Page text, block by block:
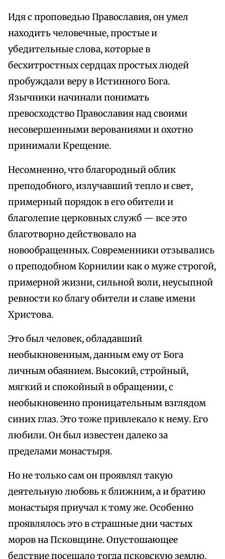
Идя с проповедью Православия, он умел
находить человечные, простые и
убедительные слова, которые в
бесхитростных сердцах простых людей
пробуждали веру в Истинного Бога.
Язычники начинали понимать
превосходство Православия над своими
несовершенными верованиями и охотно
принимали Крещение.
Несомненно, что благородный облик
преподобного, излучавший тепло и свет,
примерный порядок в его обители и
благолепие церковных служб — все это
благотворно действовало на
новообращенных. Современники отзывались
о преподобном Корнилии как о муже строгой,
примерной жизни, сильной воли, неусыпной
ревности ко благу обители и славе имени
Христова.
Это был человек, обладавший
необыкновенным, данным ему от Бога
личным обаянием. Высокий, стройный,
мягкий и спокойный в обращении, с
необыкновенно проницательным взглядом
синих глаз. Это тоже привлекало к нему. Его
любили. Он был известен далеко за
пределами монастыря.
Но не только сам он проявлял такую
деятельную любовь к ближним, а и братию
монастыря приучал к тому же. Особенно
проявлялось это в страшные дни частых
моров на Псковщине. Опустошающее
бедствие посещало тогда псковскую землю.